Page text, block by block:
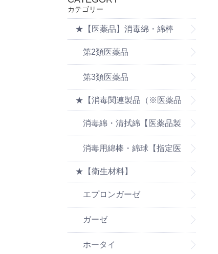
カテゴリー
★【医薬品】消毒綿・綿棒
第2類医薬品
第3類医薬品
★【消毒関連製品（※医薬品
の消毒製品は医薬品ページを
消毒綿・清拭綿【医薬品製
品は医薬品ページをご覧くだ
さい】
消毒用綿棒・綿球【指定医
薬部外品】
★【衛生材料】
エプロンガーゼ
ガーゼ
ホータイ